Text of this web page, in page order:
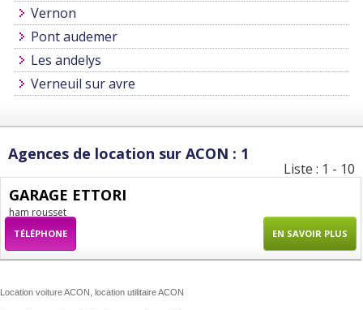
Vernon
Pont audemer
Les andelys
Verneuil sur avre
Agences de location sur ACON : 1
Liste : 1 - 10
GARAGE ETTORI
ham rousset
TÉLÉPHONE EN SAVOIR PLUS
Location voiture ACON, location utilitaire ACON